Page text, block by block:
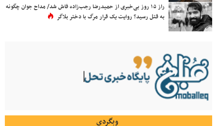
راز ۱۵ روز بی‌خبری از حمیدرضا رجب‌زاده فاش شد/ مداح جوان چگونه
به قتل رسید؟ روایت یک قرار مرگ با دختر بلاگر
وبگردی